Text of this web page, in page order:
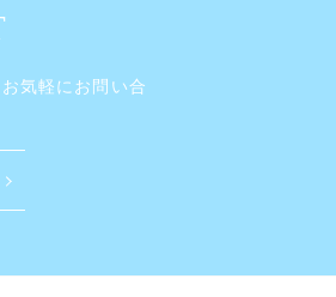
お気軽にお問い合